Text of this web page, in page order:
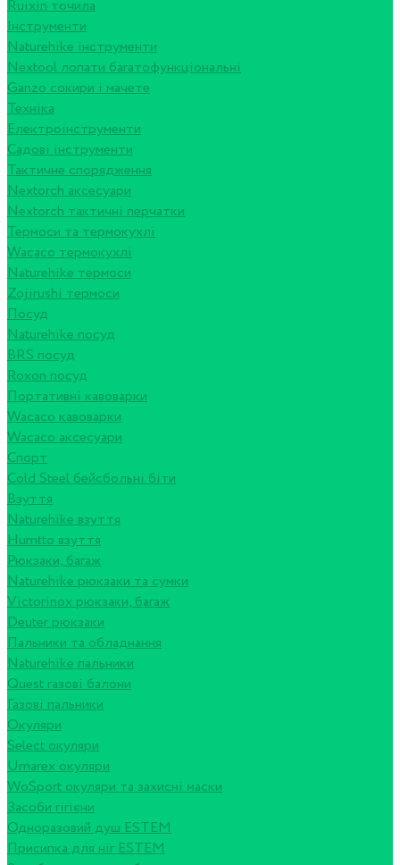
Ruixin точила
Інструменти
Naturehike інструменти
Nextool лопати багатофункціональні
Ganzo сокири і мачете
Техніка
Електроінструменти
Садові інструменти
Тактичне спорядження
Nextorch аксесуари
Nextorch тактичні перчатки
Термоси та термокухлі
Wacaco термокухлі
Naturehike термоси
Zojirushi термоси
Посуд
Naturehike посуд
BRS посуд
Roxon посуд
Портативні кавоварки
Wacaco кавоварки
Wacaco аксесуари
Спорт
Cold Steel бейсбольні біти
Взуття
Naturehike взуття
Humtto взуття
Рюкзаки, багаж
Naturehike рюкзаки та сумки
Victorinox рюкзаки, багаж
Deuter рюкзаки
Пальники та обладнання
Naturehike пальники
Quest газові балони
Газові пальники
Окуляри
Select окуляри
Umarex окуляри
WoSport окуляри та захисні маски
Засоби гігієни
Одноразовий душ ESTEM
Присипка для ніг ESTEM